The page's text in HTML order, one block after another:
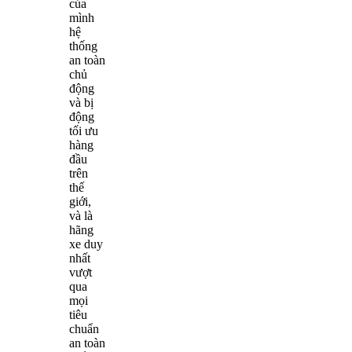
của
mình
hệ
thống
an toàn
chủ
động
và bị
động
tối ưu
hàng
đầu
trên
thế
giới,
và là
hãng
xe duy
nhất
vượt
qua
mọi
tiêu
chuẩn
an toàn